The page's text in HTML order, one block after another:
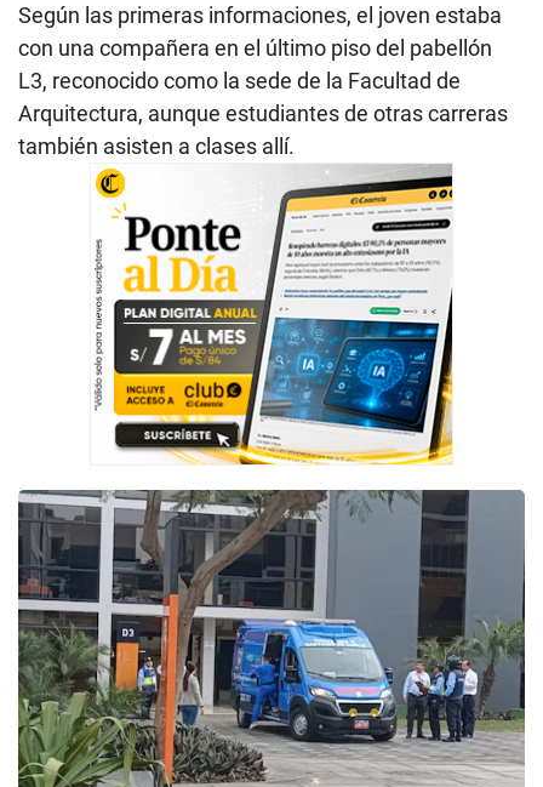
Según las primeras informaciones, el joven estaba
con una compañera en el último piso del pabellón
L3, reconocido como la sede de la Facultad de
Arquitectura, aunque estudiantes de otras carreras
también asisten a clases allí.